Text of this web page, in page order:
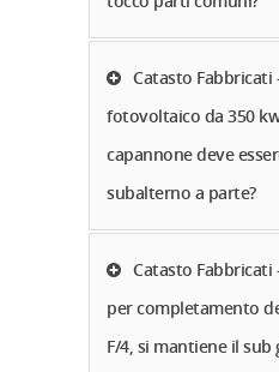
Catasto Fabbricati
fotovoltaico da 350
capannone deve
subalterno a parte?
Catasto Fabbricati
per completamento
F/4, si mantiene il sub